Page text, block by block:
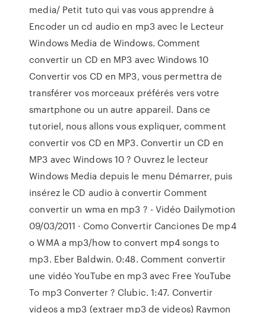
media/ Petit tuto qui vas vous apprendre à
Encoder un cd audio en mp3 avec le Lecteur
Windows Media de Windows. Comment
convertir un CD en MP3 avec Windows 10
Convertir vos CD en MP3, vous permettra de
transférer vos morceaux préférés vers votre
smartphone ou un autre appareil. Dans ce
tutoriel, nous allons vous expliquer, comment
convertir vos CD en MP3. Convertir un CD en
MP3 avec Windows 10 ? Ouvrez le lecteur
Windows Media depuis le menu Démarrer, puis
insérez le CD audio à convertir Comment
convertir un wma en mp3 ? - Vidéo Dailymotion
09/03/2011 · Como Convertir Canciones De mp4
o WMA a mp3/how to convert mp4 songs to
mp3. Eber Baldwin. 0:48. Comment convertir
une vidéo YouTube en mp3 avec Free YouTube
To mp3 Converter ? Clubic. 1:47. Convertir
videos a mp3 (extraer mp3 de videos) Raymon